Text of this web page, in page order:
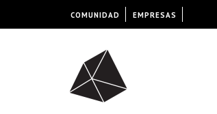
COMUNIDAD EMPRESAS